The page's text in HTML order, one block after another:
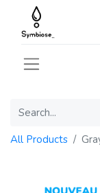
All Products